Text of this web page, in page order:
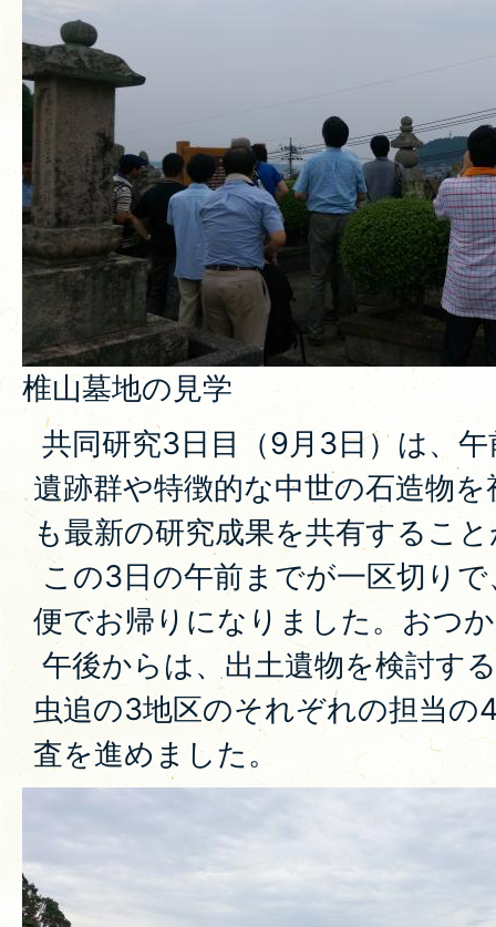
椎山墓地の見学
共同研究3日目（9月3日）は、
遺跡群や特徴的な中世の石造物
も最新の研究成果を共有するこ
この3日の午前までが一区切り
便でお帰りになりました。おつ
午後からは、出土遺物を検討す
虫追の3地区のそれぞれの担当の
査を進めました。